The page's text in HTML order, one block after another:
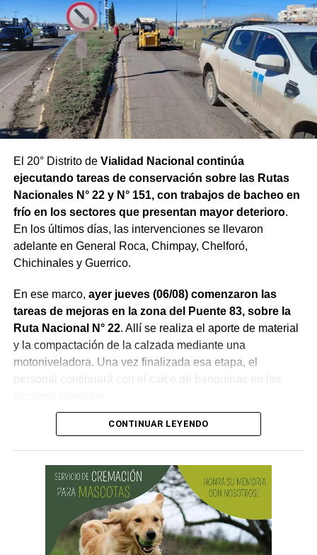
El 20° Distrito de Vialidad Nacional continúa
ejecutando tareas de conservación sobre las Rutas
Nacionales N° 22 y N° 151, con trabajos de bacheo en
frío en los sectores que presentan mayor deterioro.
En los últimos días, las intervenciones se llevaron
adelante en General Roca, Chimpay, Chelforó,
Chichinales y Guerrico.
En ese marco, ayer jueves (06/08) comenzaron las
tareas de mejoras en la zona del Puente 83, sobre la
Ruta Nacional N° 22. Allí se realiza el aporte de material
y la compactación de la calzada mediante una
motoniveladora. Una vez finalizada esa etapa, el
personal continuará con el calce de banquinas en los
CONTINUAR LEYENDO